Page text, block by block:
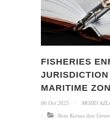
FISHERIES
MARITIME
06 Oct 2025 MOHD
Nota Kursus dan